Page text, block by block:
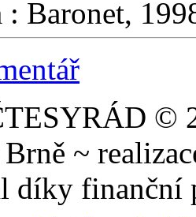
: Baronet,
©
~
díky finanční